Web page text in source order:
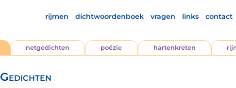
rijmen dichtwoordenboek vragen links contact
netgedichten poëzie hartenkreten
Gedichten